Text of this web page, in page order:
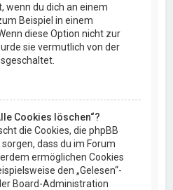
wenn du dich an einem
Beispiel in einem
diese Option nicht zur
sie vermutlich von der
Cookies löschen“?
die Cookies, die phpBB
dass du im Forum
ermöglichen Cookies
den „Gelesen“-
Board-Administration